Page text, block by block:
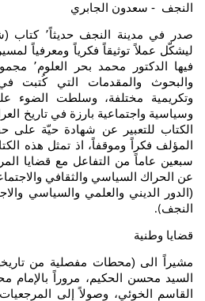
النجف - سعدون الجابري
ليشكّل عملاً توثيقاً فكرياً ومعرفياً
فيها
والبحوث والمقدمات التي كُتبت
وتكريمية مختلفة، وسلطت الضوء
وسياسية واجتماعية بارزة في تاريخ
الكتاب للتعبير عن شهادة حيّة على
المؤلف فكراً وموقفاً، اذ تمثل هذه
عن الحراك السياسي والثقافي
(الدور الديني والعلمي والسياسي
النجف).
قضايا وطنية
مشيراً الى (محطات مفصلية من
السيد محسن الحكيم، مروراً بالإمام
القاسم الخوئي، وصولاً إلى